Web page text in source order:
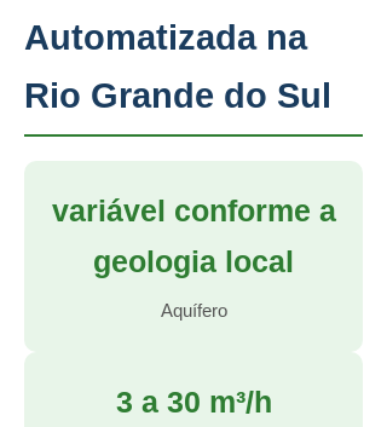
Automatizada na
Rio Grande do Sul
variável conforme a
geologia local
Aquífero
3 a 30 m³/h